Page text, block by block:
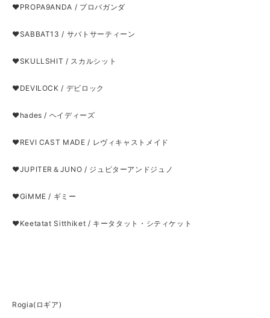
❤PROPA9ANDA / プロパガンダ
❤SABBAT13 / サバトサーティーン
❤SKULLSHIT / スカルシット
❤DEVILOCK / デビロック
❤hades / ヘイディーズ
❤REVI CAST MADE / レヴィキャストメイド
❤JUPITER＆JUNO / ジュピターアンドジュノ
❤GiMME / ギミー
❤Keetatat Sitthiket / キータタット・シティケット
Rogia(ロギア)